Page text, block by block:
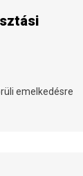
emelkedésre